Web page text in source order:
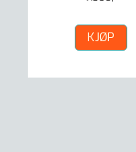
KJØP